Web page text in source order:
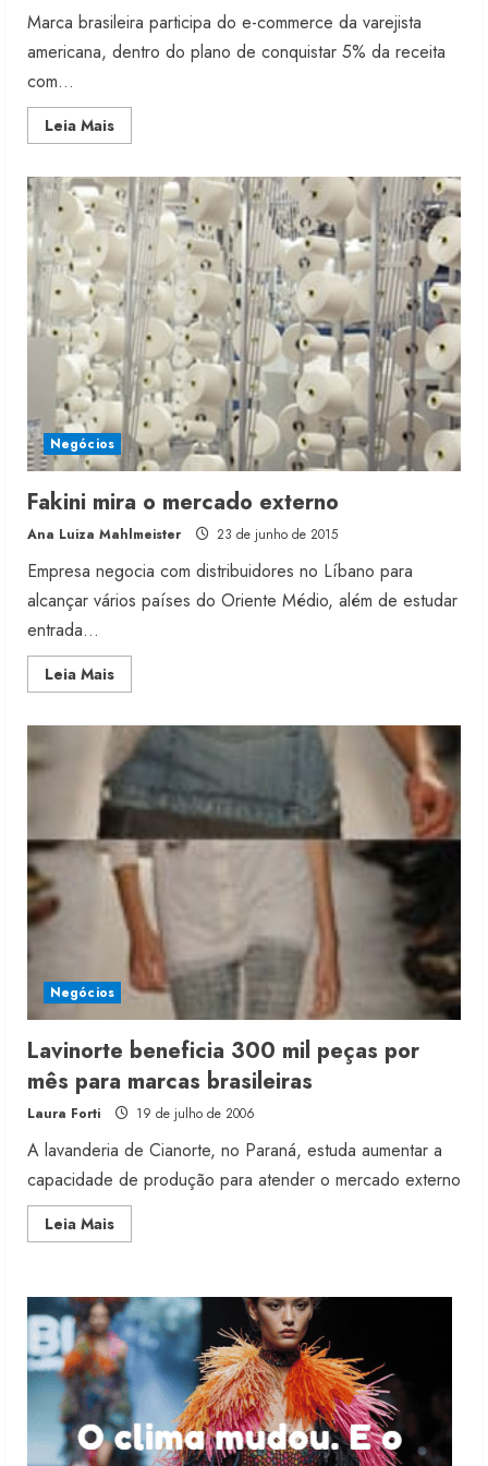
Marca brasileira participa do e-commerce da varejista
americana, dentro do plano de conquistar 5% da receita
com...
Leia MaisRead
more
passa
a
ser
vendida
na
Macy’s
Negócios
Fakini mira o mercado externo
Ana Luiza Mahlmeister 23 de junho de 2015
Empresa negocia com distribuidores no Líbano para
alcançar vários países do Oriente Médio, além de estudar
entrada...
Leia MaisRead
more
mira
mercado
externo
Negócios
Lavinorte beneficia 300 mil peças por
mês para marcas brasileiras
Laura Forti 19 de julho de 2006
A lavanderia de Cianorte, no Paraná, estuda aumentar a
capacidade de produção para atender o mercado externo
Leia MaisRead
more
300
mil
peças
por
mês
para
marcas
brasileiras
2
Fakini prevê R$345 milhões de
receita em 2026
4 de agosto de 2026
3
Projeto testa passaporte digital na
moda nacional
4 de agosto de 2026
5
Mercosul-UE prevê transição longa
para vestuário
3 de agosto de 2026